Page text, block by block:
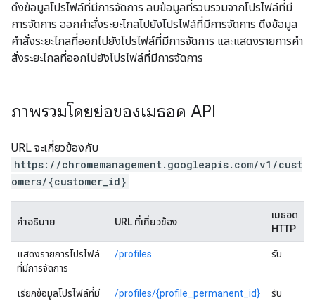
ดึงข้อมูลโปรไฟล์ที่มีการจัดการ ลบข้อมูลที่รวบรวมจากโปรไฟล์ที่มี
การจัดการ ออกคำสั่งระยะไกลไปยังโปรไฟล์ที่มีการจัดการ ดึงข้อมูล
คำสั่งระยะไกลที่ออกไปยังโปรไฟล์ที่มีการจัดการ และแสดงรายการคำ
สั่งระยะไกลที่ออกไปยังโปรไฟล์ที่มีการจัดการ
ภาพรวมโดยย่อของเมธอด API
URL จะเกี่ยวข้องกับ
https://chromemanagement.googleapis.com/v1/cust
omers/{customer_id}
คำอธิบาย URL ที่เกี่ยวข้อง
เมธอด
HTTP
แสดงรายการโปรไฟล์
ที่มีการจัดการ
/profiles รับ
เรียกข้อมูลโปรไฟล์ที่มี
/profiles/{profile_permanent_id} รับ